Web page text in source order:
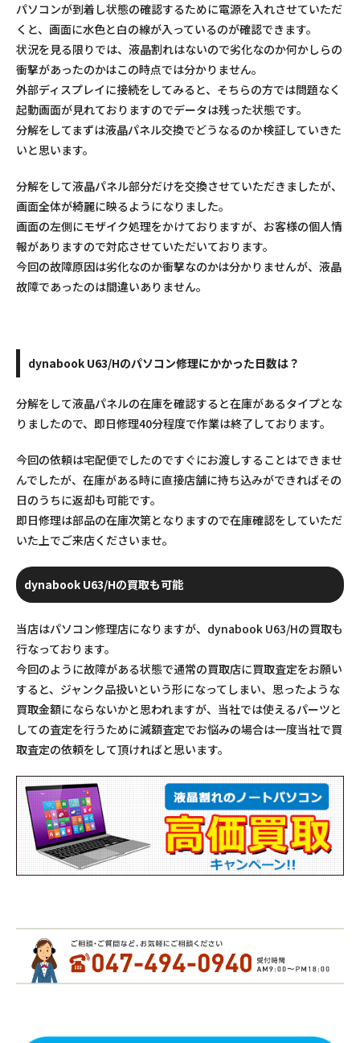
パソコンが到着し状態の確認するために電源を入れさせていただ
くと、画面に水色と白の線が入っているのが確認できます。
状況を見る限りでは、液晶割れはないので劣化なのか何かしらの
衝撃があったのかはこの時点では分かりません。
外部ディスプレイに接続をしてみると、そちらの方では問題なく
起動画面が見れておりますのでデータは残った状態です。
分解をしてまずは液晶パネル交換でどうなるのか検証していきた
いと思います。
分解をして液晶パネル部分だけを交換させていただきましたが、
画面全体が綺麗に映るようになりました。
画面の左側にモザイク処理をかけておりますが、お客様の個人情
報がありますので対応させていただいております。
今回の故障原因は劣化なのか衝撃なのかは分かりませんが、液晶
故障であったのは間違いありません。
dynabook U63/Hのパソコン修理にかかった日数は？
分解をして液晶パネルの在庫を確認すると在庫があるタイプとな
りましたので、即日修理40分程度で作業は終了しております。
今回の依頼は宅配便でしたのですぐにお渡しすることはできませ
んでしたが、在庫がある時に直接店舗に持ち込みができればその
日のうちに返却も可能です。
即日修理は部品の在庫次第となりますので在庫確認をしていただ
いた上でご来店くださいませ。
dynabook U63/Hの買取も可能
当店はパソコン修理店になりますが、dynabook U63/Hの買取も
行なっております。
今回のように故障がある状態で通常の買取店に買取査定をお願い
すると、ジャンク品扱いという形になってしまい、思ったような
買取金額にならないかと思われますが、当社では使えるパーツと
しての査定を行うために減額査定でお悩みの場合は一度当社で買
取査定の依頼をして頂ければと思います。